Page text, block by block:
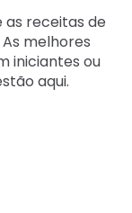
receitas de
melhores
iniciantes ou
aqui.